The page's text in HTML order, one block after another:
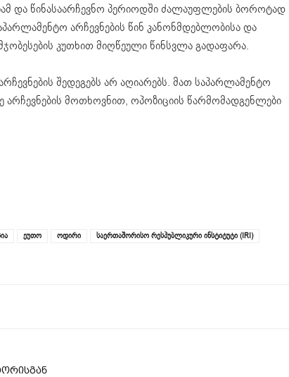
და წინასაარჩევნო პერიოდში ძალაუფლების ბოროტად
არჩევნების წინ კანონმდებლობისა და
კუთხით მიღწეული წინსვლა გადაფარა.
შედეგებს არ აღიარებს. მათ საპარლამენტო
არჩევნების მოთხოვნით, ოპოზიციის წარმომადგენლები
ეუთო ოდირი
საერთაშორისო რესპუბლიკური ინსტიტუტი (IRI)